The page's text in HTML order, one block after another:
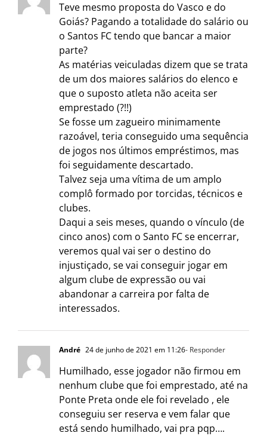
Teve mesmo proposta do Vasco e do
Goiás? Pagando a totalidade do salário ou
o Santos FC tendo que bancar a maior
parte?
As matérias veiculadas dizem que se trata
de um dos maiores salários do elenco e
que o suposto atleta não aceita ser
emprestado (?!!)
Se fosse um zagueiro minimamente
razoável, teria conseguido uma sequência
de jogos nos últimos empréstimos, mas
foi seguidamente descartado.
Talvez seja uma vítima de um amplo
complô formado por torcidas, técnicos e
clubes.
Daqui a seis meses, quando o vínculo (de
cinco anos) com o Santo FC se encerrar,
veremos qual vai ser o destino do
injustiçado, se vai conseguir jogar em
algum clube de expressão ou vai
abandonar a carreira por falta de
interessados.
André 24 de junho de 2021 em 11:26- Responder
Humilhado, esse jogador não firmou em
nenhum clube que foi emprestado, até na
Ponte Preta onde ele foi revelado , ele
conseguiu ser reserva e vem falar que
está sendo humilhado, vai pra pqp….